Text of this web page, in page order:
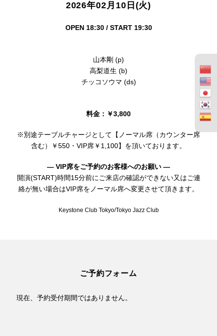
2026年02月10日(火)
OPEN 18:30 / START 19:30
山本剛 (p)
高梨道生 (b)
チッコソウマ (ds)
料金：￥3,800
※別途テーブルチャージとして【ノーマル席（カウンター席
含む）￥550・VIP席￥1,100】を頂いております。
— VIP席をご予約のお客様へのお願い —
開演(START)時間15分前にご来店の確認ができない又はご連
絡が無い場合はVIP席をノーマル席へ変更させて頂きます。
Keystone Club Tokyo/Tokyo Jazz Club
ご予約フォーム
現在、予約受付期間ではありません。